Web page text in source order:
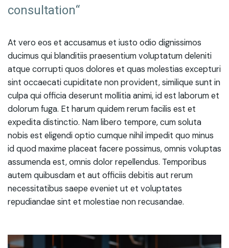
consultation“
At vero eos et accusamus et iusto odio dignissimos
ducimus qui blanditiis praesentium voluptatum deleniti
atque corrupti quos dolores et quas molestias excepturi
sint occaecati cupiditate non provident, similique sunt in
culpa qui officia deserunt mollitia animi, id est laborum et
dolorum fuga. Et harum quidem rerum facilis est et
expedita distinctio. Nam libero tempore, cum soluta
nobis est eligendi optio cumque nihil impedit quo minus
id quod maxime placeat facere possimus, omnis voluptas
assumenda est, omnis dolor repellendus. Temporibus
autem quibusdam et aut officiis debitis aut rerum
necessitatibus saepe eveniet ut et voluptates
repudiandae sint et molestiae non recusandae.